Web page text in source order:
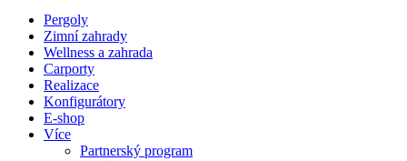
Pergoly
Zimní zahrady
Wellness a zahrada
Carporty
Realizace
Konfigurátory
E-shop
Více
Partnerský program